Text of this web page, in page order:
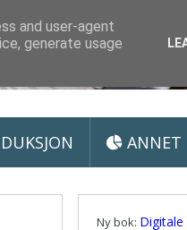
ANNET
Ny bok:
and user-agent
generate usage